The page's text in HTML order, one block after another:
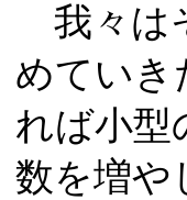
我々は
めていき
れば小型
数を増や